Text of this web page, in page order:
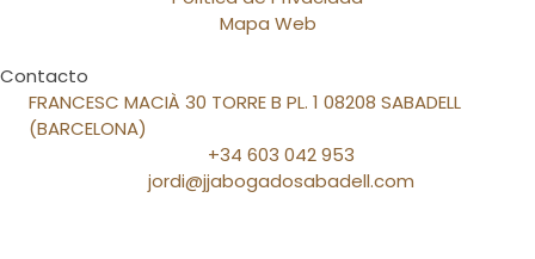
Mapa Web
Contacto
FRANCESC MACIÀ 30 TORRE B PL. 1 08208 SABADELL
(BARCELONA)
+34 603 042 953
jordi@jjabogadosabadell.com